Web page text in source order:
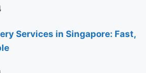
Services in Singapore: Fast,